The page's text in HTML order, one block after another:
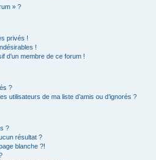
» ?
privés !
!
d’un membre de ce forum !
?
utilisateurs de ma liste d’amis ou d’ignorés ?
?
résultat ?
blanche ?!